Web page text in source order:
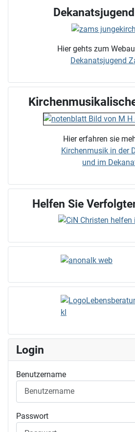
Hier gehts zum
Dekanatsjugend
Hier erfahren sie
Kirchenmusik in der
und im
Helfen Sie
Login
Benutzername
Passwort